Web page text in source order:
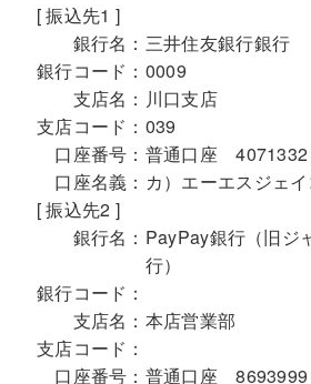
[ 振込先1 ]
銀行名： 三井住友銀行銀行
銀行コード： 0009
支店名： 川口支店
支店コード： 039
口座番号： 普通口座 4071332
口座名義： カ）エーエスジェ
[ 振込先2 ]
銀行名： PayPay銀行（旧ジ
行）
銀行コード：
支店名： 本店営業部
支店コード：
口座番号： 普通口座 8693999